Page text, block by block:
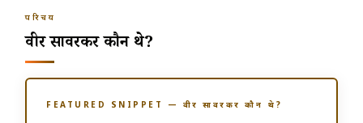
परिचय
वीर सावरकर कौन थे?
FEATURED SNIPPET — वीर सावरकर कौन थे?